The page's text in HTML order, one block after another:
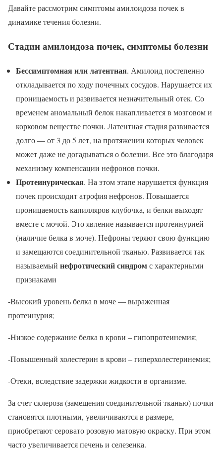
Давайте рассмотрим симптомы амилоидоза почек в
динамике течения болезни.
Стадии амилоидоза почек, симптомы болезни
Бессимптомная или латентная. Амилоид постепенно
откладывается по ходу почечных сосудов. Нарушается их
проницаемость и развивается незначительный отек. Со
временем аномальный белок накапливается в мозговом и
корковом веществе почки. Латентная стадия развивается
долго — от 3 до 5 лет, на протяжении которых человек
может даже не догадываться о болезни. Все это благодаря
механизму компенсации нефронов почки.
Протеинурическая. На этом этапе нарушается функция
почек происходит атрофия нефронов. Повышается
проницаемость капилляров клубочка, и белки выходят
вместе с мочой. Это явление называется протеинурией
(наличие белка в моче). Нефроны теряют свою функцию
и замещаются соединительной тканью. Развивается так
называемый нефротический синдромс характерными
признаками
-Высокий уровень белка в моче — выраженная
протеинурия;
-Низкое содержание белка в крови – гипопротеинемия;
-Повышенный холестерин в крови – гиперхолестеринемия;
-Отеки, вследствие задержки жидкости в организме.
За счет склероза (замещения соединительной тканью) почки
становятся плотными, увеличиваются в размере,
приобретают серовато розовую матовую окраску. При этом
часто увеличивается печень и селезенка.